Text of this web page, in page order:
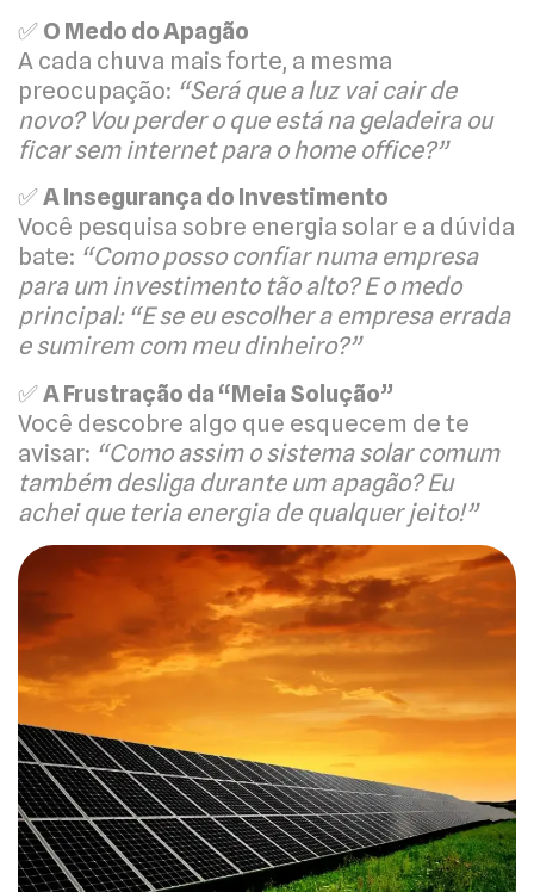
✅ O Medo do Apagão
A cada chuva mais forte, a mesma
preocupação: “Será que a luz vai cair de
novo? Vou perder o que está na geladeira ou
ficar sem internet para o home office?”
✅A Insegurança do Investimento
Você pesquisa sobre energia solar e a dúvida
bate: “Como posso confiar numa empresa
para um investimento tão alto? E o medo
principal: “E se eu escolher a empresa errada
e sumirem com meu dinheiro?”
✅A Frustração da “Meia Solução”
Você descobre algo que esquecem de te
avisar: “Como assim o sistema solar comum
também desliga durante um apagão? Eu
achei que teria energia de qualquer jeito!”